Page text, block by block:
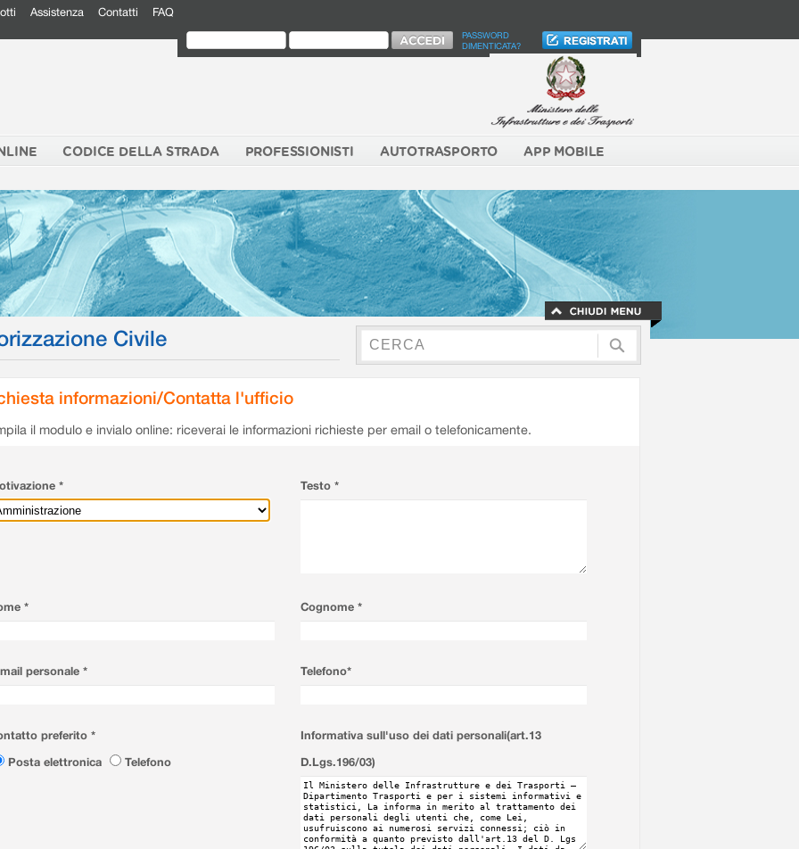
Assistenza Contatti FAQ
PASSWORD
DIMENTICATA?
CODICE DELLA STRADA PROFESSIONISTI AUTOTRASPORTO APP MOBILE
Civile
informazioni/Contatta l'ufficio
il modulo e invialo online: riceverai le informazioni richieste per email o telefonicamente.
* Testo *
* Cognome *
personale * Telefono*
preferito *
Posta elettronica
Telefono
Informativa sull'uso dei dati personali(art.13
D.Lgs.196/03)